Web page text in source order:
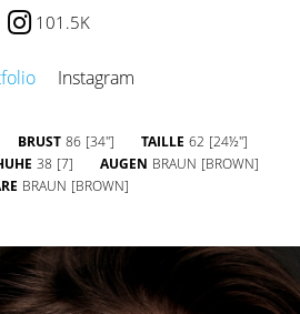
101.5K
Instagram
BRUST 86 [34''] TAILLE 62 [24½'']
38 [7] AUGEN BRAUN [BROWN]
BRAUN [BROWN]